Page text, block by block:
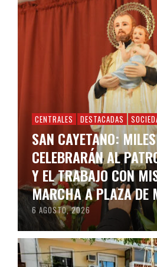
CENTRALES DESTACADAS
SAN CAYETANO:
CELEBRARÁN AL
Y EL TRABAJO CON
MARCHA A PLAZA DE
6 AGOSTO, 2026